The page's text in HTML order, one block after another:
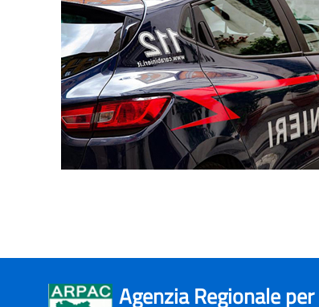
Agenzia Regionale